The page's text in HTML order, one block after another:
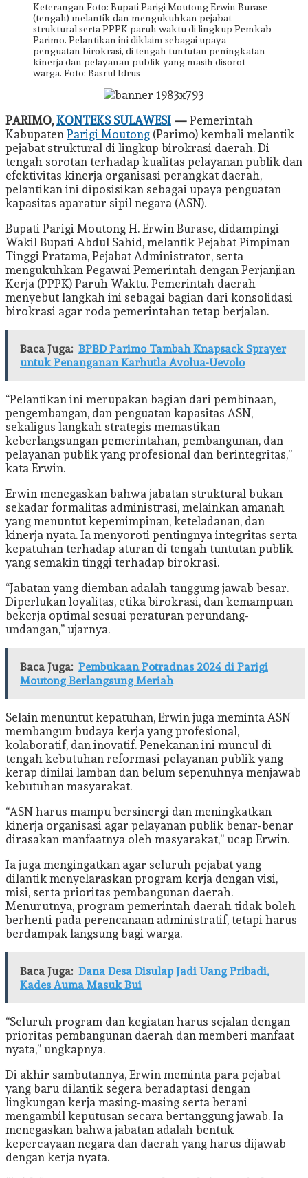
Keterangan Foto: Bupati Parigi Moutong Erwin Burase
(tengah) melantik dan mengukuhkan pejabat
struktural serta PPPK paruh waktu di lingkup Pemkab
Parimo. Pelantikan ini diklaim sebagai upaya
penguatan birokrasi, di tengah tuntutan peningkatan
kinerja dan pelayanan publik yang masih disorot
warga. Foto: Basrul Idrus
PARIMO,KONTEKS SULAWESI — Pemerintah
Kabupaten Parigi Moutong (Parimo) kembali melantik
pejabat struktural di lingkup birokrasi daerah. Di
tengah sorotan terhadap kualitas pelayanan publik dan
efektivitas kinerja organisasi perangkat daerah,
pelantikan ini diposisikan sebagai upaya penguatan
kapasitas aparatur sipil negara (ASN).
Bupati Parigi Moutong H. Erwin Burase, didampingi
Wakil Bupati Abdul Sahid, melantik Pejabat Pimpinan
Tinggi Pratama, Pejabat Administrator, serta
mengukuhkan Pegawai Pemerintah dengan Perjanjian
Kerja (PPPK) Paruh Waktu. Pemerintah daerah
menyebut langkah ini sebagai bagian dari konsolidasi
birokrasi agar roda pemerintahan tetap berjalan.
Baca Juga: BPBD Parimo Tambah Knapsack Sprayer
untuk Penanganan Karhutla Avolua-Uevolo
“Pelantikan ini merupakan bagian dari pembinaan,
pengembangan, dan penguatan kapasitas ASN,
sekaligus langkah strategis memastikan
keberlangsungan pemerintahan, pembangunan, dan
pelayanan publik yang profesional dan berintegritas,”
kata Erwin.
Erwin menegaskan bahwa jabatan struktural bukan
sekadar formalitas administrasi, melainkan amanah
yang menuntut kepemimpinan, keteladanan, dan
kinerja nyata. Ia menyoroti pentingnya integritas serta
kepatuhan terhadap aturan di tengah tuntutan publik
yang semakin tinggi terhadap birokrasi.
“Jabatan yang diemban adalah tanggung jawab besar.
Diperlukan loyalitas, etika birokrasi, dan kemampuan
bekerja optimal sesuai peraturan perundang-
undangan,” ujarnya.
Baca Juga: Pembukaan Potradnas 2024 di Parigi
Moutong Berlangsung Meriah
Selain menuntut kepatuhan, Erwin juga meminta ASN
membangun budaya kerja yang profesional,
kolaboratif, dan inovatif. Penekanan ini muncul di
tengah kebutuhan reformasi pelayanan publik yang
kerap dinilai lamban dan belum sepenuhnya menjawab
kebutuhan masyarakat.
“ASN harus mampu bersinergi dan meningkatkan
kinerja organisasi agar pelayanan publik benar-benar
dirasakan manfaatnya oleh masyarakat,” ucap Erwin.
Ia juga mengingatkan agar seluruh pejabat yang
dilantik menyelaraskan program kerja dengan visi,
misi, serta prioritas pembangunan daerah.
Menurutnya, program pemerintah daerah tidak boleh
berhenti pada perencanaan administratif, tetapi harus
berdampak langsung bagi warga.
Baca Juga: Dana Desa Disulap Jadi Uang Pribadi,
Kades Auma Masuk Bui
“Seluruh program dan kegiatan harus sejalan dengan
prioritas pembangunan daerah dan memberi manfaat
nyata,” ungkapnya.
Di akhir sambutannya, Erwin meminta para pejabat
yang baru dilantik segera beradaptasi dengan
lingkungan kerja masing-masing serta berani
mengambil keputusan secara bertanggung jawab. Ia
menegaskan bahwa jabatan adalah bentuk
kepercayaan negara dan daerah yang harus dijawab
dengan kerja nyata.